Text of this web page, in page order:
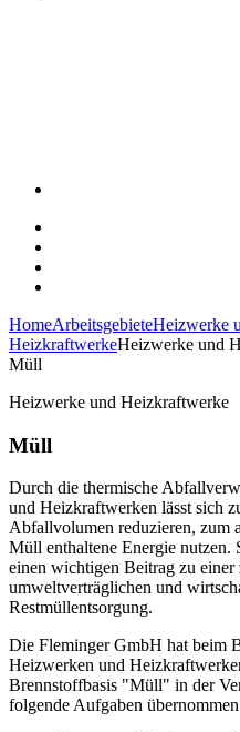
HomeArbeitsgebieteHeizwerke
HeizkraftwerkeHeizwerke und
Müll
Heizwerke und Heizkraftwerke
Müll
Durch die thermische
und Heizkraftwerken lässt sich
Abfallvolumen reduzieren, zum
Müll enthaltene Energie nutzen.
einen wichtigen Beitrag zu einer
umweltverträglichen und
Restmüllentsorgung.
Die Fleminger GmbH hat beim
Heizwerken und
Brennstoffbasis "Müll" in der
folgende Aufgaben